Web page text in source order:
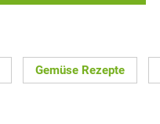
Gemüse Rezepte